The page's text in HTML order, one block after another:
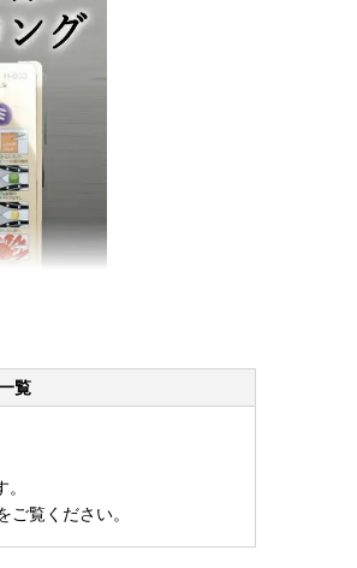
覧
ご覧ください。